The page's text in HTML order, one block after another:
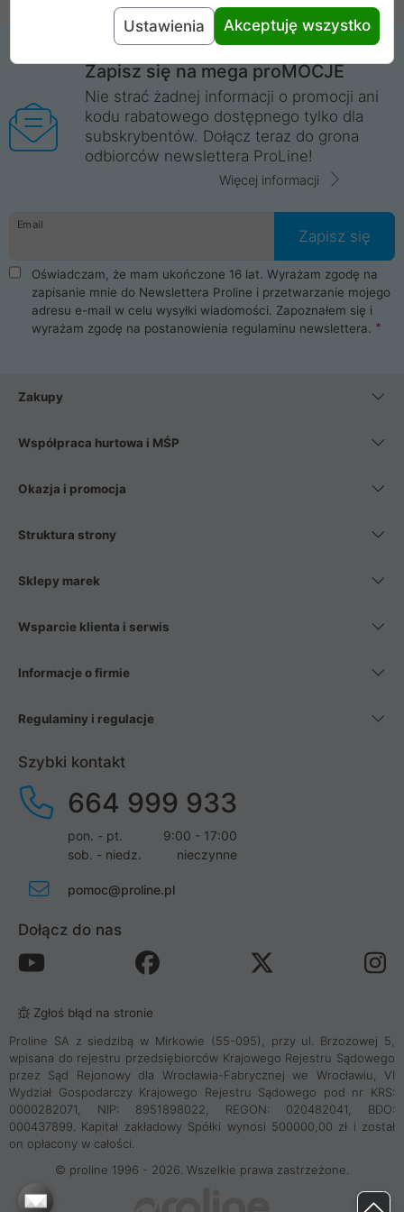
Zapisz się na mega proMOCJE
Nie strać żadnej informacji o promocji ani
kodu rabatowego dostępnego tylko dla
subskrybentów. Dołącz teraz do grona
odbiorców newslettera ProLine!
Więcej informacji
Email
Zapisz się
Oświadczam, że mam ukończone 16 lat. Wyrażam zgodę na
zapisanie mnie do Newslettera Proline i przetwarzanie mojego
adresu e-mail w celu wysyłki wiadomości. Zapoznałem się i
wyrażam zgodę na postanowienia regulaminu newslettera.
Zakupy
Współpraca hurtowa i MŚP
Okazja i promocja
Struktura strony
Sklepy marek
Wsparcie klienta i serwis
Informacje o firmie
Regulaminy i regulacje
Szybki kontakt
664 999 933
pon. - pt.
9:00 - 17:00
sob. - niedz.
nieczynne
pomoc@proline.pl
Dołącz do nas
Zgłoś błąd na stronie
Proline SA z siedzibą w Mirkowie (55-095), przy ul. Brzozowej 5,
wpisana do rejestru przedsiębiorców Krajowego Rejestru Sądowego
przez Sąd Rejonowy dla Wrocławia-Fabrycznej we Wrocławiu, VI
Wydział Gospodarczy Krajowego Rejestru Sądowego pod nr KRS:
0000282071, NIP: 8951898022, REGON: 020482041, BDO:
000437899. Kapitał zakładowy Spółki wynosi 500000,00 zł i został
on opłacony w całości.
© proline 1996 - 2026. Wszelkie prawa zastrzeżone.
Ustawienia Akceptuję wszystko